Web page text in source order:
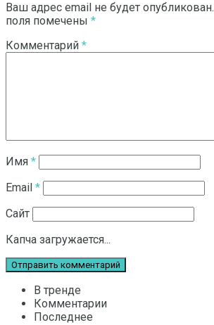
Ваш адрес email не будет опубликован.
поля помечены *
Комментарий *
Имя *
Email *
Сайт
Капча загружается...
В тренде
Комментарии
Последнее